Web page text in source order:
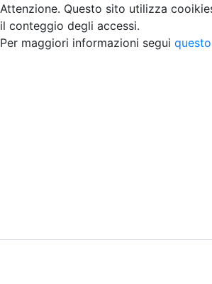
Attenzione. Questo sito utilizza
il conteggio degli accessi.
Per maggiori informazioni segui